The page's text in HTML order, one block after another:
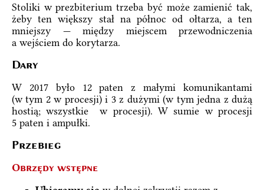
Stoliki w prezbiterium trzeba być może zamienić tak,
żeby ten większy stał na północ od ołtarza, a ten
mniejszy — między miejscem przewodniczenia
a wejściem do korytarza.
Dary
W 2017 było 12 paten z małymi komunikantami
(w tym 2 w procesji) i 3 z dużymi (w tym jedna z dużą
hostią; wszystkie w procesji). W sumie w procesji
5 paten i ampułki.
Przebieg
Obrzędy wstępne